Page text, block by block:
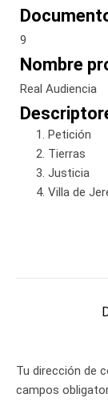
9
Nombre
Real Audiencia
Petición
Tierras
Justicia
Villa de
Tu dirección de
campos